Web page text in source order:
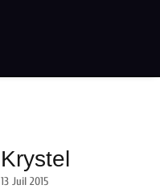
Krystel
13 Juil 2015